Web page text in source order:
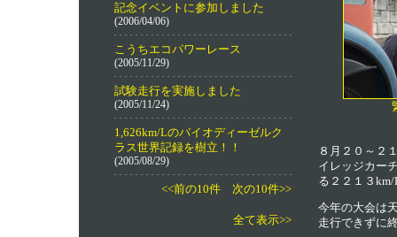
記念イベントに参加しました
(2006/04/06)
こうちエコパワーレース
(2005/11/29)
試験走行を実施しました
(2005/11/24)
1,626km/Lのバイオディーゼルク
ラス世界記録を樹立！！
(2005/08/29)
<<前の10件 次の10件>>
全て表示>>
８月２０～２
イレッジカー
る２２１３
今年の大会は
走行できずに